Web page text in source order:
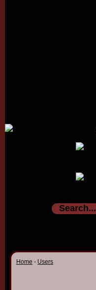
Home - Users